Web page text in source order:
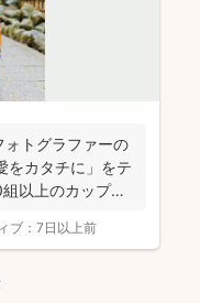
ォトグラファーの
をカタチに」をテ
以上のカップル
ブ： 7日以上前